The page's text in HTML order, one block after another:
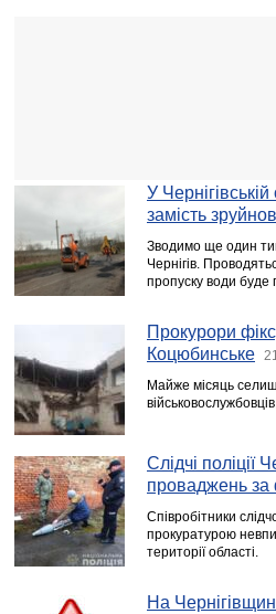
У
замість
Зводимо ще один
Чернігів.
пропуску води
Прокурори
Коцюбинське
Майже місяць
Слідчі поліції
проваджень за
Співробітники
прокуратурою
території області.
На